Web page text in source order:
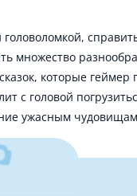
множество
которые геймер
с головой
ужасным